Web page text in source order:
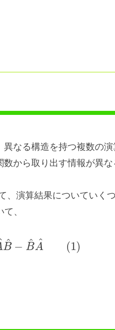
なる構造を持つ複数の演
から取り出す情報が異な
演算結果についていく
、
B
^ − B
^A
^ (1)